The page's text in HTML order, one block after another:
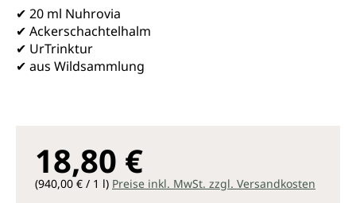
✔ 20 ml Nuhrovia
✔ Ackerschachtelhalm
✔ UrTrinktur
✔ aus Wildsammlung
18,80 €
(940,00 € / 1 l) Preise inkl. MwSt. zzgl. Versandkosten